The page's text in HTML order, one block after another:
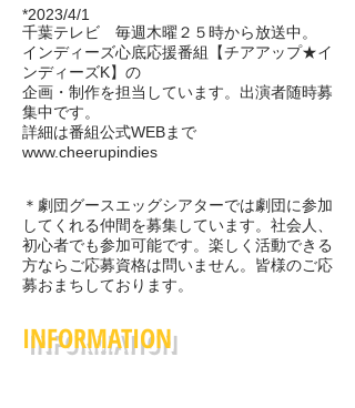
*2023/4/1
千葉テレビ 毎週木曜２５時から放送中。
インディーズ心底応援番組【チアアップ★イ
ンディーズK】の
企画・制作を担当しています。出演者随時募
集中です。
詳細は番組公式WEBまで
www.cheerupindies
＊劇団グースエッグシアターでは劇団に参加
してくれる仲間を募集しています。社会人、
初心者でも参加可能です。楽しく活動できる
方ならご応募資格は問いません。 ​皆様のご応
募おまちしております。
INFORMATION